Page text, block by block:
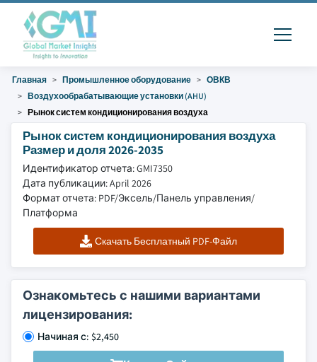
Главная Промышленное оборудование
ОВКВ
Воздухообрабатывающие установки (AHU)
Рынок систем кондиционирования воздуха
Рынок систем кондиционирования воздуха
Размер и доля 2026-2035
Идентификатор отчета: GMI7350
Дата публикации: April 2026
Формат отчета: PDF/Эксель/Панель управления/
Платформа
Скачать Бесплатный PDF-Файл
Ознакомьтесь с нашими вариантами
лицензирования:
Начиная с: $2,450